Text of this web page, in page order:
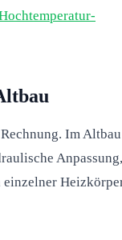
Im Altbau
Anpassung,
einzelner